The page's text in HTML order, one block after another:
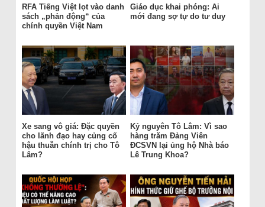
RFA Tiếng Việt lọt vào danh
sách „phản động“ của
chính quyền Việt Nam
Giáo dục khai phóng: Ai
mới đang sợ tự do tư duy
Xe sang vô giá: Đặc quyền
cho lãnh đạo hay củng cố
hậu thuẫn chính trị cho Tô
Lâm?
Kỷ nguyên Tô Lâm: Vì sao
hàng trăm Đảng Viên
ĐCSVN lại ủng hộ Nhà báo
Lê Trung Khoa?